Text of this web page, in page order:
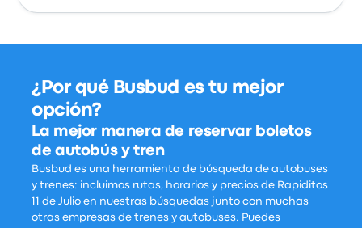
¿Por qué Busbud es tu mejor
opción?
La mejor manera de reservar boletos
de autobús y tren
Busbud es una herramienta de búsqueda de autobuses
y trenes: incluimos rutas, horarios y precios de Rapiditos
11 de Julio en nuestras búsquedas junto con muchas
otras empresas de trenes y autobuses. Puedes